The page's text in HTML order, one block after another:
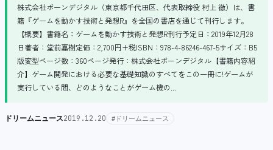
株式会社ボーンデジタル（東京都千代田区、代表取締役 村上 徹）は、書
籍『ゲームを動かす技術と発想R』を全国の書店を通じて刊行します。
【概要】書籍名：ゲームを動かす技術と発想R刊行予定日：2019年12月28
日著者：堂前嘉樹定価：2,700円+税ISBN：978-4-86246-467-5サイズ：B5
版変型ページ数：360ページ発行：株式会社ボーンデジタル【書籍内容紹
介】ゲーム開発における必要な基礎知識のすべてをこの一冊に!ゲームが
実行している間、どのようなことがゲーム機の...
ドリームニュース2019.12.20 #ドリームニュース